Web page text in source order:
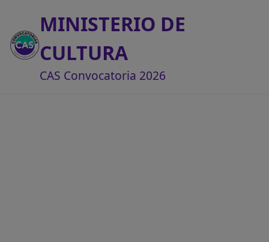
MINISTERIO DE
CULTURA
CAS Convocatoria 2026